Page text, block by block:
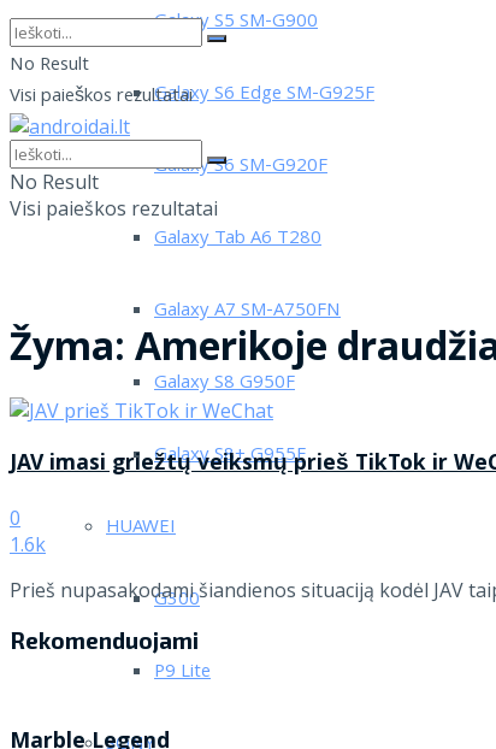
Galaxy S5 SM-G900
Galaxy S6 Edge SM-G925F
Galaxy S6 SM-G920F
Galaxy Tab A6 T280
Galaxy A7 SM-A750FN
Galaxy S8 G950F
Galaxy S8+ G955F
HUAWEI
G300
P9 Lite
No Result
Visi paieškos rezultatai
No Result
Visi paieškos rezultatai
Žyma: Amerikoje
JAV imasi griežtų veiksmų prieš TikTok ir
0
1.6k
Prieš nupasakodami šiandienos situaciją kodėl JAV
Rekomenduojami